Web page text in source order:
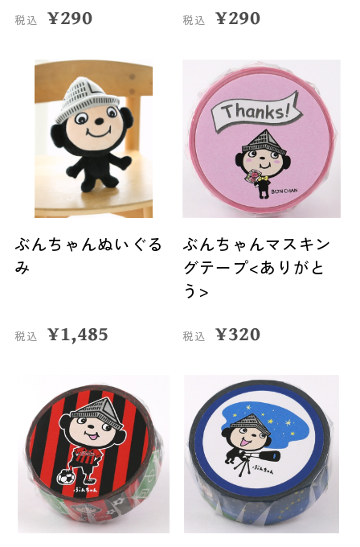
税込 ¥290 税込 ¥290
ぶんちゃんぬいぐる
み
税込 ¥1,485
ぶんちゃんマスキン
グテープ<ありがと
う>
税込 ¥320